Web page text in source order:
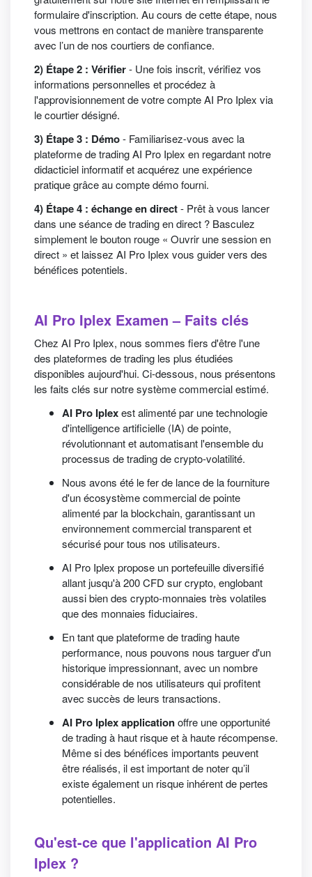
formulaire d'inscription. Au cours de cette étape, nous
vous mettrons en contact de manière transparente
avec l’un de nos courtiers de confiance.
2) Étape 2 : Vérifier- Une fois inscrit, vérifiez vos
informations personnelles et procédez à
l'approvisionnement de votre compte AI Pro Iplex via
le courtier désigné.
3) Étape 3 : Démo- Familiarisez-vous avec la
plateforme de trading AI Pro Iplex en regardant notre
didacticiel informatif et acquérez une expérience
pratique grâce au compte démo fourni.
4) Étape 4 : échange en direct- Prêt à vous lancer
dans une séance de trading en direct ? Basculez
simplement le bouton rouge « Ouvrir une session en
direct » et laissez AI Pro Iplex vous guider vers des
bénéfices potentiels.
AI Pro Iplex Examen – Faits clés
Chez AI Pro Iplex, nous sommes fiers d'être l'une
des plateformes de trading les plus étudiées
disponibles aujourd'hui. Ci-dessous, nous présentons
les faits clés sur notre système commercial estimé.
AI Pro Iplexest alimenté par une technologie
d'intelligence artificielle (IA) de pointe,
révolutionnant et automatisant l'ensemble du
processus de trading de crypto-volatilité.
Nous avons été le fer de lance de la fourniture
d'un écosystème commercial de pointe
alimenté par la blockchain, garantissant un
environnement commercial transparent et
sécurisé pour tous nos utilisateurs.
AI Pro Iplex propose un portefeuille diversifié
allant jusqu'à 200 CFD sur crypto, englobant
aussi bien des crypto-monnaies très volatiles
que des monnaies fiduciaires.
En tant que plateforme de trading haute
performance, nous pouvons nous targuer d'un
historique impressionnant, avec un nombre
considérable de nos utilisateurs qui profitent
avec succès de leurs transactions.
AI Pro Iplex applicationoffre une opportunité
de trading à haut risque et à haute récompense.
Même si des bénéfices importants peuvent
être réalisés, il est important de noter qu’il
existe également un risque inhérent de pertes
potentielles.
Qu'est-ce que l'application AI Pro
Iplex ?